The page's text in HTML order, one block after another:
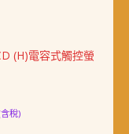
(H)電容式觸控螢
稅)